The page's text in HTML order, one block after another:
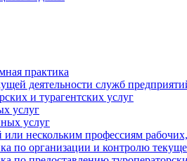
практика
деятельности служб
и турагентских услуг
услуг
услуг
нескольким профессиям рабочих,
организации и контролю